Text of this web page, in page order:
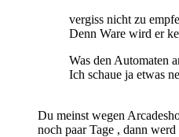
vergiss nicht zu
Denn Ware wird er
Was den Automaten
Ich schaue ja etwas
Du meinst wegen
noch paar Tage , dann